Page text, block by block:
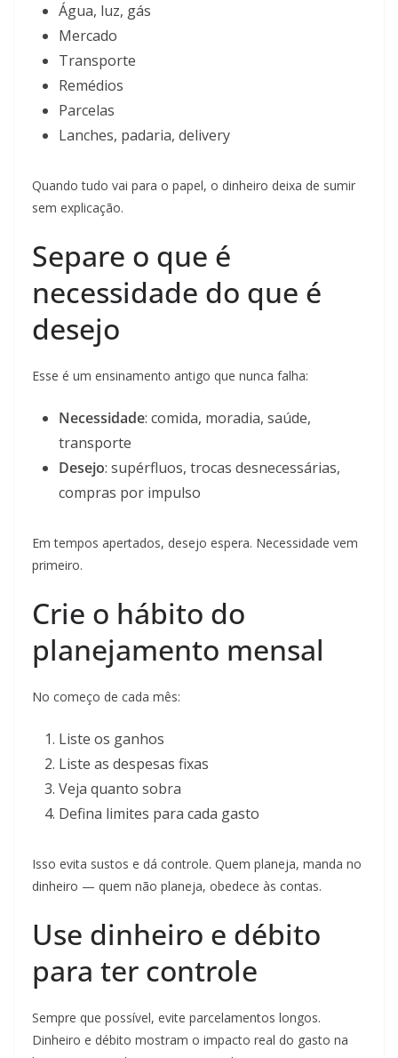
Água, luz, gás
Mercado
Transporte
Remédios
Parcelas
Lanches, padaria, delivery
Quando tudo vai para o papel, o dinheiro deixa de sumir
sem explicação.
Separe o que é
necessidade do que é
desejo
Esse é um ensinamento antigo que nunca falha:
Necessidade: comida, moradia, saúde,
transporte
Desejo: supérfluos, trocas desnecessárias,
compras por impulso
Em tempos apertados, desejo espera. Necessidade vem
primeiro.
Crie o hábito do
planejamento mensal
No começo de cada mês:
Liste os ganhos
Liste as despesas fixas
Veja quanto sobra
Defina limites para cada gasto
Isso evita sustos e dá controle. Quem planeja, manda no
dinheiro — quem não planeja, obedece às contas.
Use dinheiro e débito
para ter controle
Sempre que possível, evite parcelamentos longos.
Dinheiro e débito mostram o impacto real do gasto na